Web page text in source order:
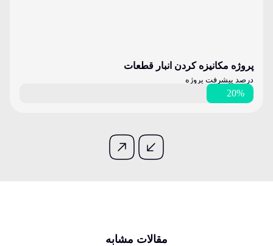
پروژه مکانیزه کردن انبار قطعات
درصد پیشرفت پروژه
20%
مقالات مشابه